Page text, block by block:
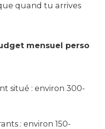
quand tu arrives
mensuel perso
situé : environ 300-
: environ 150-